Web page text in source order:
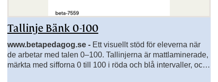
Tallinje Bänk 0-100
www.betapedagog.se - Ett visuellt stöd för eleverna när
de arbetar med talen 0–100. Tallinjerna är mattlaminerade,
märkta med sifforna 0 till 100 i röda och blå intervaller, och